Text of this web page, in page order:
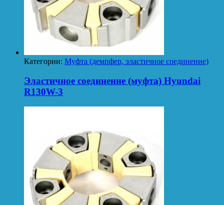
Категории: Муфта (демпфер, эластичное соединение)
Эластичное соединение (муфта) Hyundai
R130W-3